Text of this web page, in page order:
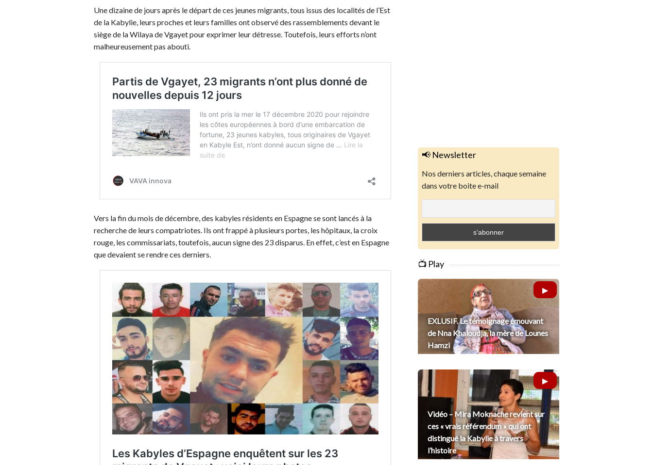
Une dizaine de jours après le départ de ces jeunes migrants, tous issus des localités de l’Est
de la Kabylie, leurs proches et leurs familles ont observé des rassemblements devant le
siège de la Wilaya de Vgayet pour exprimer leur détresse. Toutefois, leurs efforts n’ont
malheureusement pas abouti.
Vers la fin du mois de décembre, des kabyles résidents en Espagne se sont lancés à la
recherche de leurs compatriotes. Ils ont frappé à plusieurs portes, les hôpitaux, la croix
rouge, les commissariats, toutefois, aucun signe des 23 disparus. En effet, c’est en Espagne
que devaient se rendre ces derniers.
📢 Newsletter
Nos derniers articles, chaque semaine
dans votre boite e-mail
📺 Play
EXLUSIF. Le témoignage émouvant
de Nna Khaloudja, la mère de Lounes
Hamzi
Vidéo – Mira Moknache revient sur
ces « vrais référendum » qui ont
distingué la Kabylie à travers
l’histoire